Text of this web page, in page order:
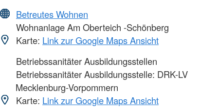
Betreutes Wohnen
Wohnanlage Am Oberteich -Schönberg
Karte: Link zur Google Maps Ansicht
Betriebssanitäter Ausbildungsstellen
Betriebssanitäter Ausbildungsstelle: DRK-LV
Mecklenburg-Vorpommern
Karte: Link zur Google Maps Ansicht